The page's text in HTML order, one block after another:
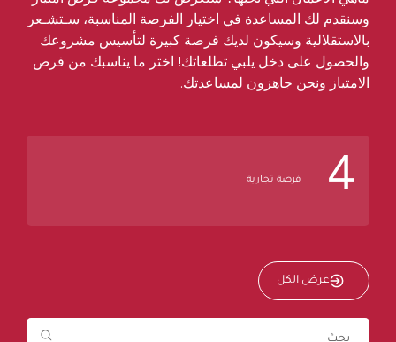
وسنقدم لك المساعدة في اختيار الفرصة المناسبة، سـتشـعر
بالاستقلالية وسيكون لديك فرصة كبيرة لتأسيس مشروعك
والحصول على دخل يلبي تطلعاتك! اختر ما يناسبك من فرص
الامتياز ونحن جاهزون لمساعدتك.
4 فرصة تجارية
عرض الكل